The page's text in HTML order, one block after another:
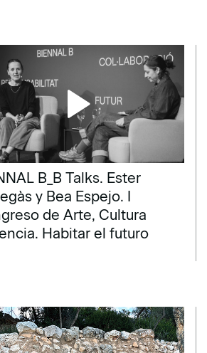
B_B Talks. Ester
y Bea Espejo. I
de Arte, Cultura
Habitar el futuro